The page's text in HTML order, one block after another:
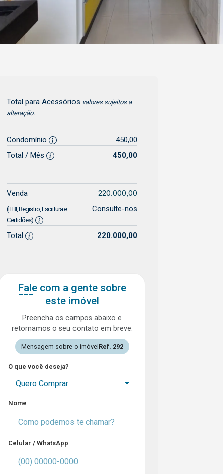
Total para Acessórios valores sujeitos a
alteração.
Condomínio
450,00
Total / Mês
450,00
Venda 220.000,00
(ITBI, Registro, Escritura e
Certidões)
Consulte-nos
Total 220.000,00
Fale com a gente sobre
este imóvel
Preencha os campos abaixo e
retornamos o seu contato em breve.
Mensagem sobre o imóvel Ref. 292
O que você deseja?
Quero Comprar
Nome
Celular / WhatsApp